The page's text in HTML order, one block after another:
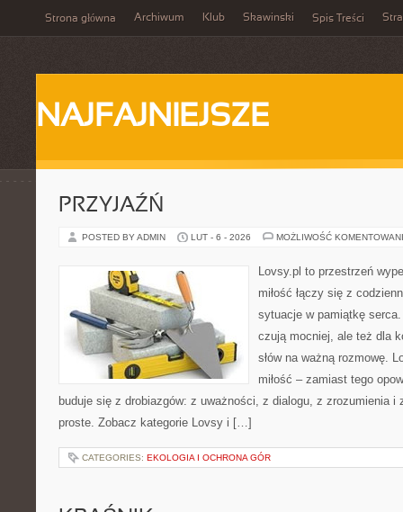
Strona główna Archiwum Klub Skawinski Spis Treści
NAJFAJNIEJSZE
PRZYJAŹŃ
POSTED BY ADMIN LUT - 6 - 2026 MOŻLIWOŚĆ
Lovsy.pl to przestrzeń
miłość łączy się z
sytuacje w pamiątkę
czują mocniej, ale też dla
słów na ważną rozmowę.
miłość – zamiast tego
buduje się z drobiazgów: z uważności, z dialogu, z zrozumienia i
proste. Zobacz kategorie Lovsy i […]
CATEGORIES: EKOLOGIA I OCHRONA GÓR